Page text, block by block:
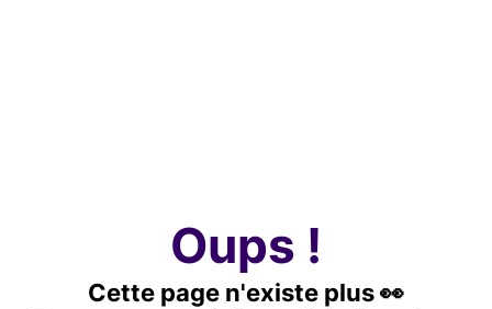
Oups !
Cette page n'existe plus 👀